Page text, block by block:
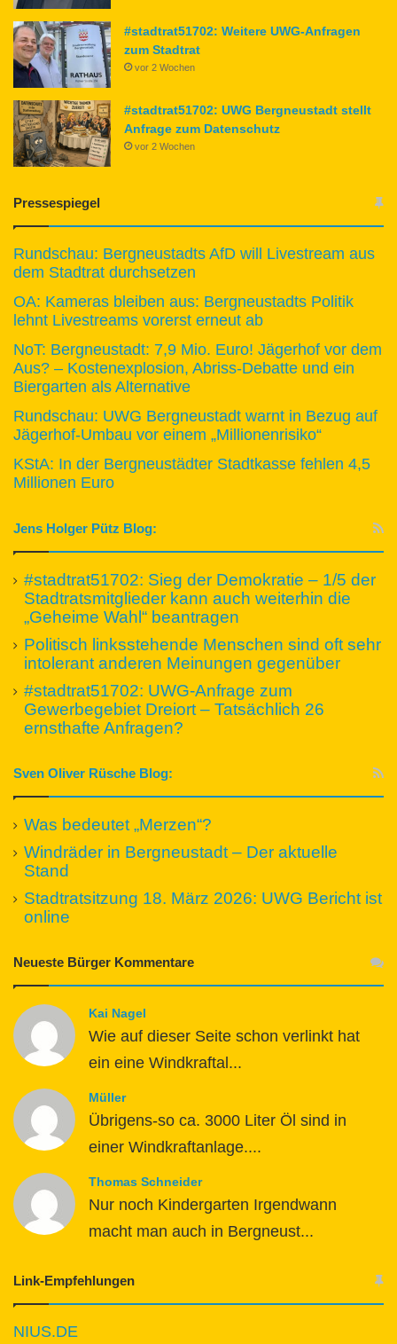
#stadtrat51702: Weitere UWG-Anfragen
zum Stadtrat
vor 2 Wochen
#stadtrat51702: UWG Bergneustadt stellt
Anfrage zum Datenschutz
vor 2 Wochen
Pressespiegel
Rundschau: Bergneustadts AfD will Livestream aus
dem Stadtrat durchsetzen
OA: Kameras bleiben aus: Bergneustadts Politik
lehnt Livestreams vorerst erneut ab
NoT: Bergneustadt: 7,9 Mio. Euro! Jägerhof vor dem
Aus? – Kostenexplosion, Abriss-Debatte und ein
Biergarten als Alternative
Rundschau: UWG Bergneustadt warnt in Bezug auf
Jägerhof-Umbau vor einem „Millionenrisiko“
KStA: In der Bergneustädter Stadtkasse fehlen 4,5
Millionen Euro
Jens Holger Pütz Blog:
#stadtrat51702: Sieg der Demokratie – 1/5 der
Stadtratsmitglieder kann auch weiterhin die
„Geheime Wahl“ beantragen
Politisch linksstehende Menschen sind oft sehr
intolerant anderen Meinungen gegenüber
#stadtrat51702: UWG-Anfrage zum
Gewerbegebiet Dreiort – Tatsächlich 26
ernsthafte Anfragen?
Sven Oliver Rüsche Blog:
Was bedeutet „Merzen“?
Windräder in Bergneustadt – Der aktuelle
Stand
Stadtratsitzung 18. März 2026: UWG Bericht ist
online
Neueste Bürger Kommentare
Kai Nagel
Wie auf dieser Seite schon verlinkt hat
ein eine Windkraftal...
Müller
Übrigens-so ca. 3000 Liter Öl sind in
einer Windkraftanlage....
Thomas Schneider
Nur noch Kindergarten Irgendwann
macht man auch in Bergneust...
Link-Empfehlungen
NIUS.DE